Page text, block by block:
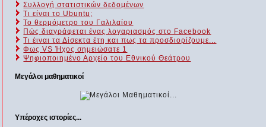
Συλλογή στατιστικών δεδομένων
Τι είναι το Ubuntu;
Το θερμόμετρο του Γαλιλαίου
Πώς διαγράφεται ένας λογαριασμός στο Facebook
Τι έιναι τα Δίσεκτα έτη και πως τα προσδιορίζουμε...
Φως VS Ήχος σημειώσατε 1
Ψηφιοποιημένο Αρχείο του Εθνικού Θεάτρου
Μεγάλοι μαθηματικοί
Υπέροχες ιστορίες...